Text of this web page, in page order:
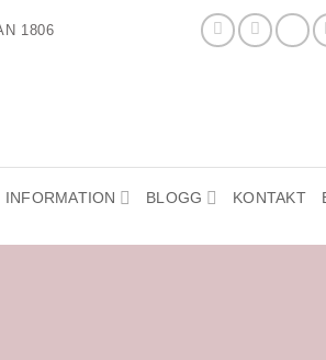
1806
INFORMATION BLOGG KONTAKT